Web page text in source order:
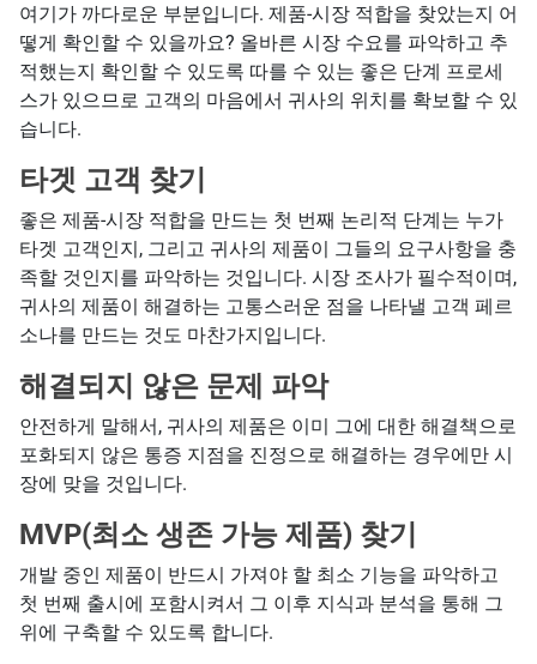
여기가 까다로운 부분입니다. 제품-시장 적합을 찾았는지 어
떻게 확인할 수 있을까요? 올바른 시장 수요를 파악하고 추
적했는지 확인할 수 있도록 따를 수 있는 좋은 단계 프로세
스가 있으므로 고객의 마음에서 귀사의 위치를 확보할 수 있
습니다.
타겟 고객 찾기
좋은 제품-시장 적합을 만드는 첫 번째 논리적 단계는 누가
타겟 고객인지, 그리고 귀사의 제품이 그들의 요구사항을 충
족할 것인지를 파악하는 것입니다. 시장 조사가 필수적이며,
귀사의 제품이 해결하는 고통스러운 점을 나타낼 고객 페르
소나를 만드는 것도 마찬가지입니다.
해결되지 않은 문제 파악
안전하게 말해서, 귀사의 제품은 이미 그에 대한 해결책으로
포화되지 않은 통증 지점을 진정으로 해결하는 경우에만 시
장에 맞을 것입니다.
MVP(최소 생존 가능 제품) 찾기
개발 중인 제품이 반드시 가져야 할 최소 기능을 파악하고
첫 번째 출시에 포함시켜서 그 이후 지식과 분석을 통해 그
위에 구축할 수 있도록 합니다.